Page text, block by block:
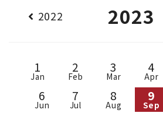
2022 2023
1
Jan
2
Feb
3
Mar
4
Apr
6
Jun
7
Jul
8
Aug
9
Sep